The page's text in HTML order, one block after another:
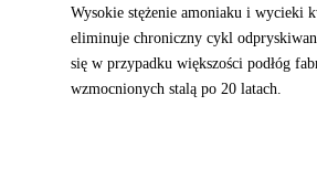
Wysokie stężenie amoniaku i wycieki
eliminuje chroniczny cykl
się w przypadku większości podłóg
wzmocnionych stalą po 20 latach.